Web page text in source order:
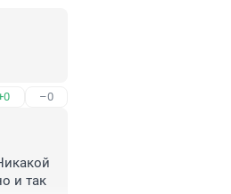
–0
и так